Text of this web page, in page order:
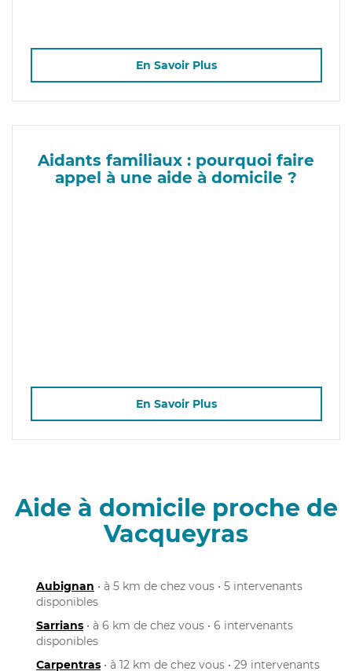
En Savoir Plus
Aidants familiaux : pourquoi faire
appel à une aide à domicile ?
En Savoir Plus
Aide à domicile proche de
Vacqueyras
Aubignan • à 5 km de chez vous • 5 intervenants
disponibles
Sarrians • à 6 km de chez vous • 6 intervenants
disponibles
Carpentras • à 12 km de chez vous • 29 intervenants